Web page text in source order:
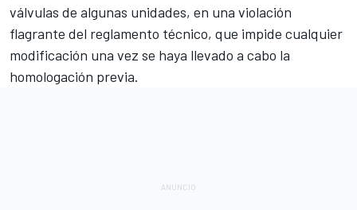
válvulas de algunas unidades, en una violación
flagrante del reglamento técnico, que impide cualquier
modificación una vez se haya llevado a cabo la
homologación previa.